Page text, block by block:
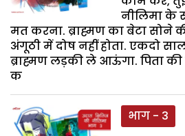
नीलिमा के
मत करना. ब्राह्मण का बेटा सोने
अंगूठी में दोष नहीं होता. एकदो
ब्राह्मण लड़की ले आऊंगा. पिता
क
भाग - 3